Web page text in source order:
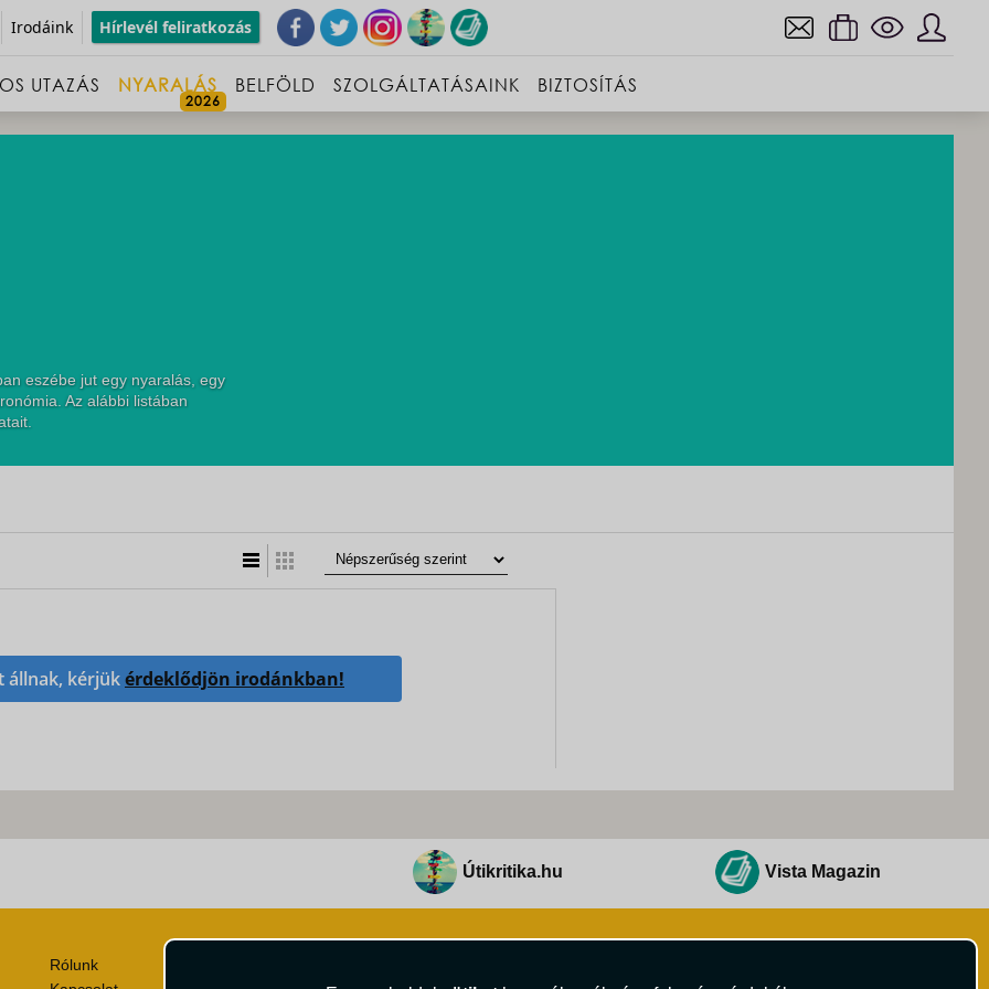
Irodáink Hírlevél feliratkozás
UTAZÁS NYARALÁS BELFÖLD SZOLGÁLTATÁSAINK BIZTOSÍTÁS
eszébe jut egy nyaralás, egy
Az alábbi listában
állnak, kérjükérdeklődjön irodánkban!
Útikritika.hu Vista Magazin
Rólunk